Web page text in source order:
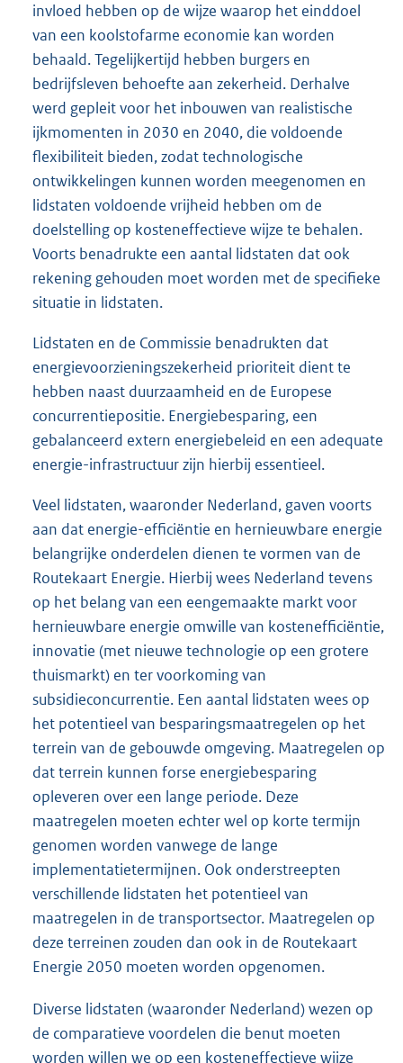
invloed hebben op de wijze waarop het einddoel
van een koolstofarme economie kan worden
behaald. Tegelijkertijd hebben burgers en
bedrijfsleven behoefte aan zekerheid. Derhalve
werd gepleit voor het inbouwen van realistische
ijkmomenten in 2030 en 2040, die voldoende
flexibiliteit bieden, zodat technologische
ontwikkelingen kunnen worden meegenomen en
lidstaten voldoende vrijheid hebben om de
doelstelling op kosteneffectieve wijze te behalen.
Voorts benadrukte een aantal lidstaten dat ook
rekening gehouden moet worden met de specifieke
situatie in lidstaten.
Lidstaten en de Commissie benadrukten dat
energievoorzieningszekerheid prioriteit dient te
hebben naast duurzaamheid en de Europese
concurrentiepositie. Energiebesparing, een
gebalanceerd extern energiebeleid en een adequate
energie-infrastructuur zijn hierbij essentieel.
Veel lidstaten, waaronder Nederland, gaven voorts
aan dat energie-efficiëntie en hernieuwbare energie
belangrijke onderdelen dienen te vormen van de
Routekaart Energie. Hierbij wees Nederland tevens
op het belang van een eengemaakte markt voor
hernieuwbare energie omwille van kostenefficiëntie,
innovatie (met nieuwe technologie op een grotere
thuismarkt) en ter voorkoming van
subsidieconcurrentie. Een aantal lidstaten wees op
het potentieel van besparingsmaatregelen op het
terrein van de gebouwde omgeving. Maatregelen op
dat terrein kunnen forse energiebesparing
opleveren over een lange periode. Deze
maatregelen moeten echter wel op korte termijn
genomen worden vanwege de lange
implementatietermijnen. Ook onderstreepten
verschillende lidstaten het potentieel van
maatregelen in de transportsector. Maatregelen op
deze terreinen zouden dan ook in de Routekaart
Energie 2050 moeten worden opgenomen.
Diverse lidstaten (waaronder Nederland) wezen op
de comparatieve voordelen die benut moeten
worden willen we op een kosteneffectieve wijze